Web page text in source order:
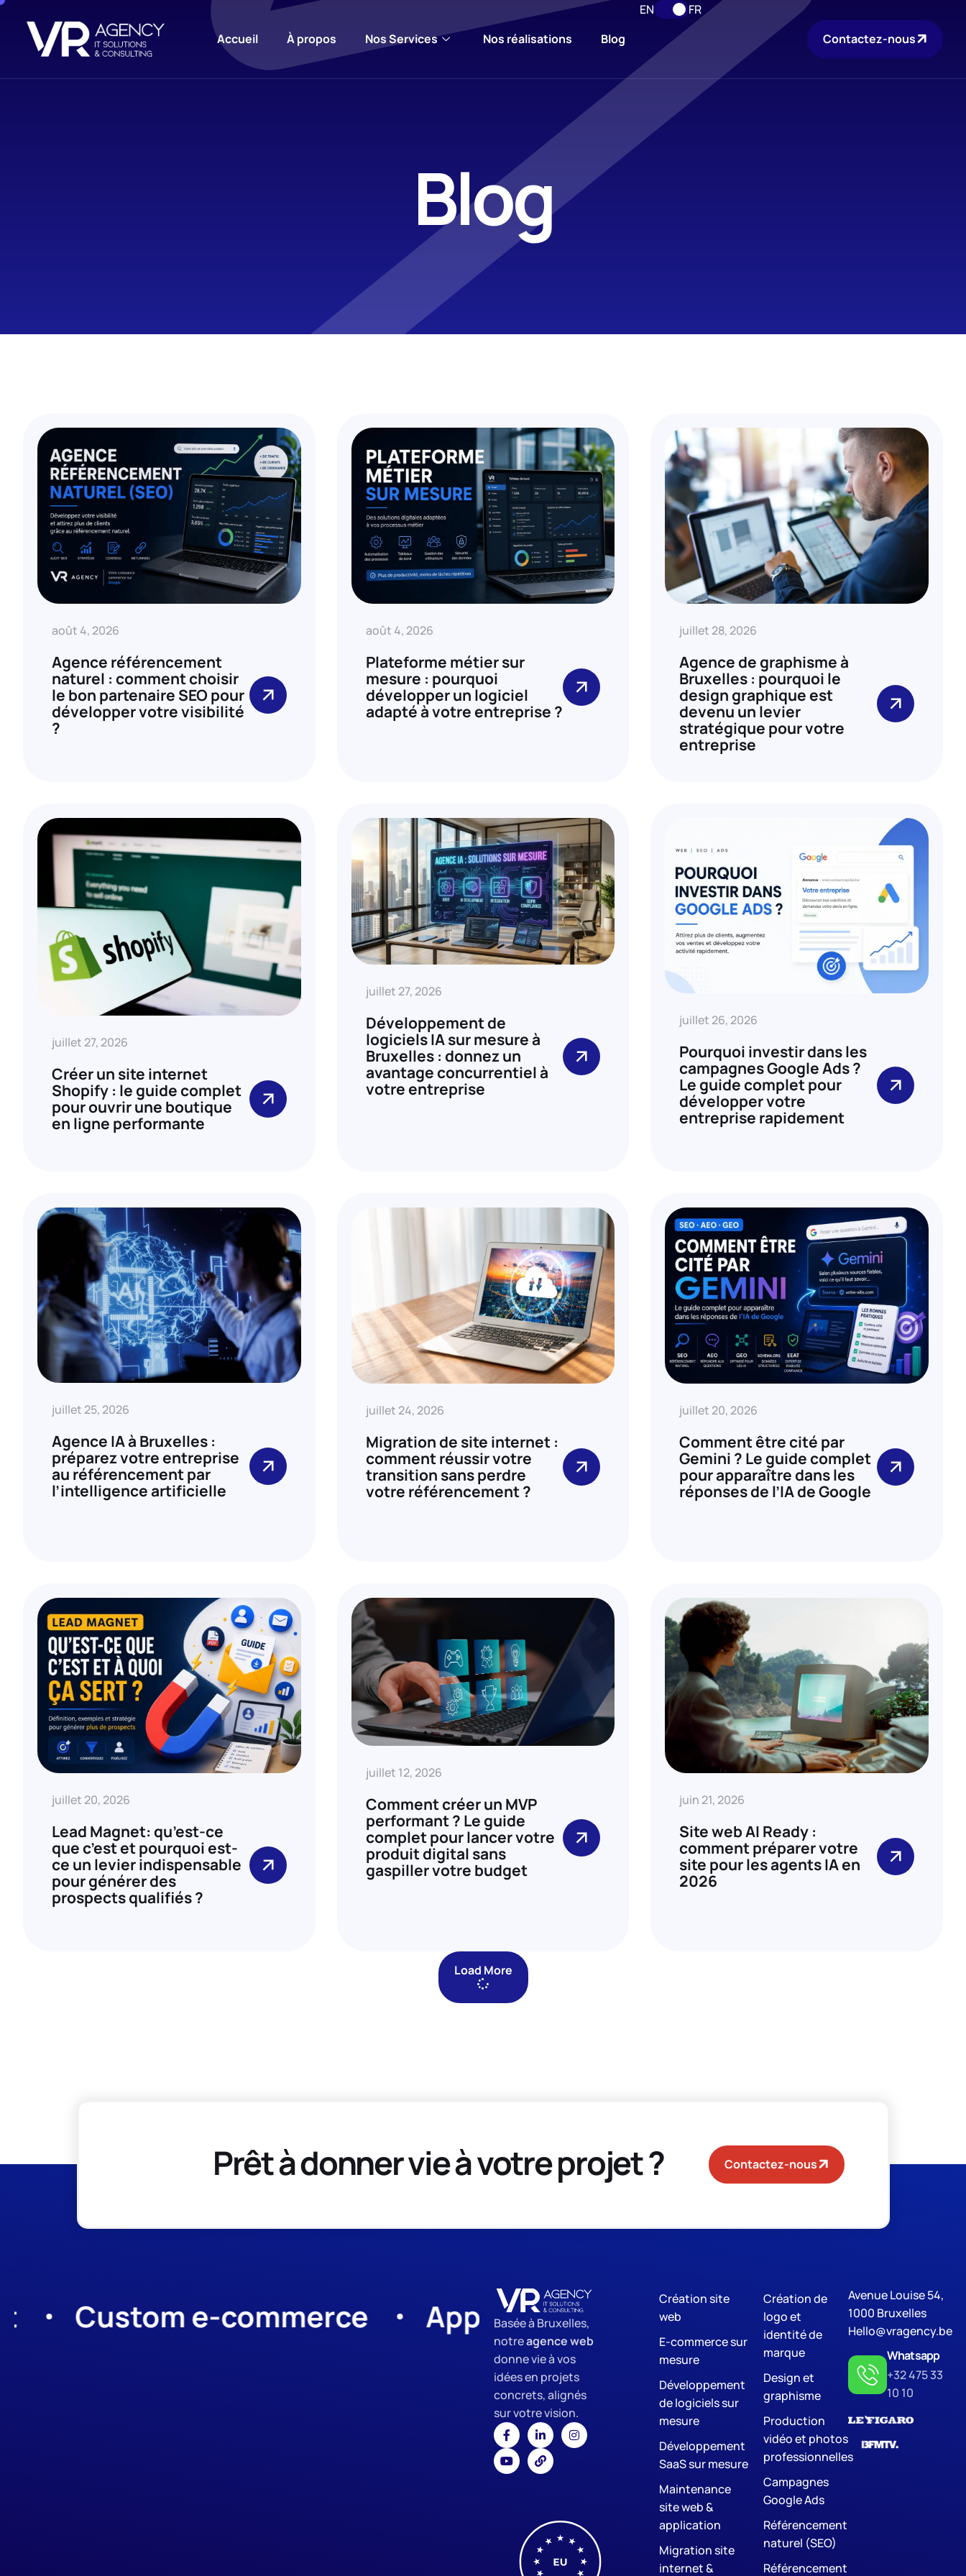
Accueil À propos Nos Services Nos réalisations Blog
EN
FR
Contactez-nous
Blog
août 4, 2026
Agence référencement
naturel : comment choisir
le bon partenaire SEO pour
développer votre visibilité
?
août 4, 2026
Plateforme métier sur
mesure : pourquoi
développer un logiciel
adapté à votre entreprise ?
juillet 28, 2026
Agence de graphisme à
Bruxelles : pourquoi le
design graphique est
devenu un levier
stratégique pour votre
entreprise
juillet 27, 2026
Créer un site internet
Shopify : le guide complet
pour ouvrir une boutique
en ligne performante
juillet 27, 2026
Développement de
logiciels IA sur mesure à
Bruxelles : donnez un
avantage concurrentiel à
votre entreprise
juillet 26, 2026
Pourquoi investir dans les
campagnes Google Ads ?
Le guide complet pour
développer votre
entreprise rapidement
juillet 25, 2026
Agence IA à Bruxelles :
préparez votre entreprise
au référencement par
l’intelligence artificielle
juillet 24, 2026
Migration de site internet :
comment réussir votre
transition sans perdre
votre référencement ?
juillet 20, 2026
Comment être cité par
Gemini ? Le guide complet
pour apparaître dans les
réponses de l’IA de Google
juillet 20, 2026
Lead Magnet: qu’est-ce
que c’est et pourquoi est-
ce un levier indispensable
pour générer des
prospects qualifiés ?
juillet 12, 2026
Comment créer un MVP
performant ? Le guide
complet pour lancer votre
produit digital sans
gaspiller votre budget
juin 21, 2026
Site web AI Ready :
comment préparer votre
site pour les agents IA en
2026
Load More
Prêt à donner vie à votre projet ? Contactez-nous
e-commerce App Development Digital Marketing
Basée à Bruxelles,
notreagence web
donne vie à vos
idées en projets
concrets, alignés
sur votre vision.
Création site
web
E-commerce sur
mesure
Développement
de logiciels sur
mesure
Développement
SaaS sur mesure
Maintenance
site web &
application
Migration site
internet &
Création de
logo et
identité de
marque
Design et
graphisme
Production
vidéo et photos
professionnelles
Campagnes
Google Ads
Référencement
naturel (SEO)
Référencement
Avenue Louise 54,
1000 Bruxelles
Hello@vragency.be
Whatsapp
+32 475 33
10 10